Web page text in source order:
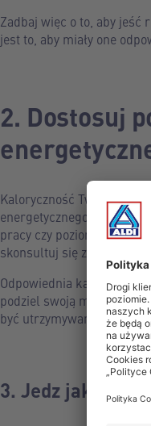
Zadbaj więc o to, aby jeść
jest to, aby miały one
2. Dostosuj
Kaloryczność Twoich
energetycznego. Dla
pracy czy poziom
skonsultuj się z
Odpowiednia
podziel swoją masę ciała
być utrzymywanie tej
3. Jedz jak